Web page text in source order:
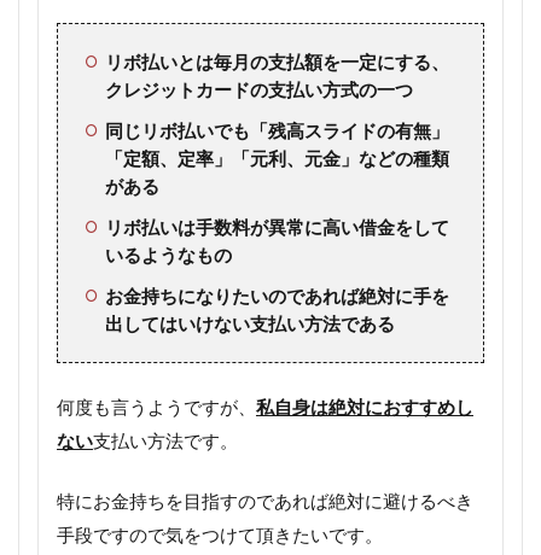
リボ払いとは毎月の支払額を一定にする、
クレジットカードの支払い方式の一つ
同じリボ払いでも「残高スライドの有無」
「定額、定率」「元利、元金」などの種類
がある
リボ払いは手数料が異常に高い借金をして
いるようなもの
お金持ちになりたいのであれば絶対に手を
出してはいけない支払い方法である
何度も言うようですが、 私自身は絶対におすすめし
ない支払い方法です。
特にお金持ちを目指すのであれば絶対に避けるべき
手段ですので気をつけて頂きたいです。